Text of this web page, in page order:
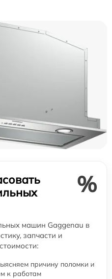
%
машин Gaggenau в
запчасти и
причину поломки и
к работам